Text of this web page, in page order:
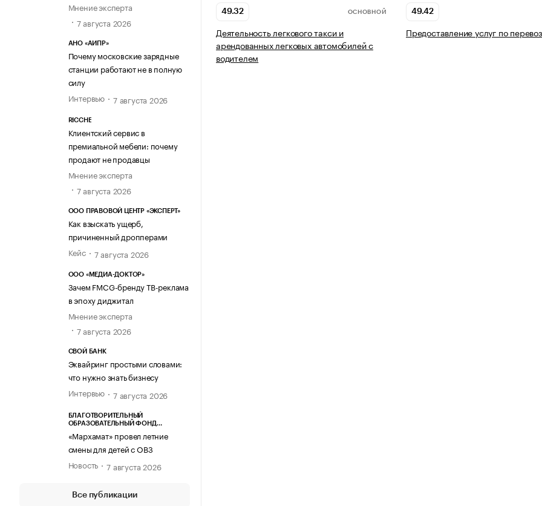
Мнение эксперта
7 августа 2026
АНО «АИПР»
Почему московские зарядные
станции работают не в полную
силу
Интервью
7 августа 2026
RICCHE
Клиентский сервис в
премиальной мебели: почему
продают не продавцы
Мнение эксперта
7 августа 2026
ООО ПРАВОВОЙ ЦЕНТР «ЭКСПЕРТ»
Как взыскать ущерб,
причиненный дропперами
Кейс
7 августа 2026
ООО «МЕДИА-ДОКТОР»
Зачем FMCG-бренду ТВ-реклама
в эпоху диджитал
Мнение эксперта
7 августа 2026
СВОЙ БАНК
Эквайринг простыми словами:
что нужно знать бизнесу
Интервью
7 августа 2026
БЛАГОТВОРИТЕЛЬНЫЙ
ОБРАЗОВАТЕЛЬНЫЙ ФОНД
«Мархамат» провел летние
смены для детей с ОВЗ
Новость
7 августа 2026
Все публикации
49.32 ОСНОВНОЙ
Деятельность легкового такси и
арендованных легковых автомобилей с
водителем
49.42
Предоставление услуг по